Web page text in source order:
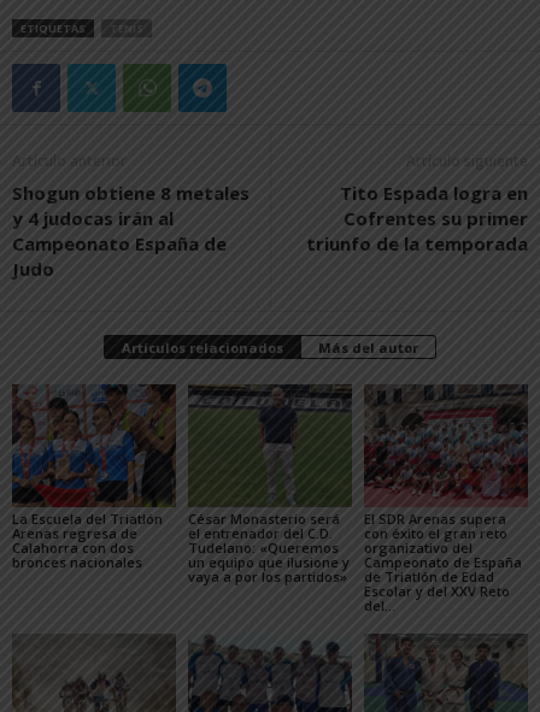
ETIQUETAS TENIS
Artículo anterior
Shogun obtiene 8 metales
y 4 judocas irán al
Campeonato España de
Judo
Artículo siguiente
Tito Espada logra en
Cofrentes su primer
triunfo de la temporada
Artículos relacionados Más del autor
La Escuela del Triatlón
Arenas regresa de
Calahorra con dos
bronces nacionales
César Monasterio será
el entrenador del C.D.
Tudelano: «Queremos
un equipo que ilusione y
vaya a por los partidos»
El SDR Arenas supera
con éxito el gran reto
organizativo del
Campeonato de España
de Triatlón de Edad
Escolar y del XXV Reto
del...